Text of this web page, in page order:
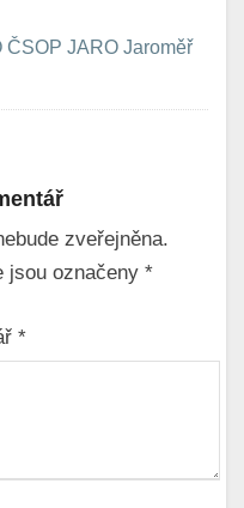
ČSOP JARO Jaroměř
zveřejněna.
jsou označeny *
*